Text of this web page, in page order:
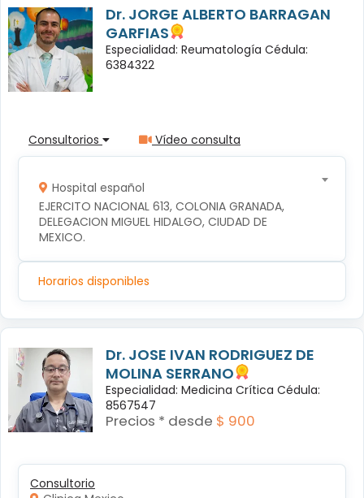
Dr. JORGE ALBERTO BARRAGAN
GARFIAS
Especialidad: Reumatología Cédula:
6384322
Consultorios Vídeo consulta
Hospital español
EJERCITO NACIONAL 613, COLONIA GRANADA,
DELEGACION MIGUEL HIDALGO, CIUDAD DE
MEXICO.
Horarios disponibles
Dr. JOSE IVAN RODRIGUEZ DE
MOLINA SERRANO
Especialidad: Medicina Crítica Cédula:
8567547
Precios * desde $ 900
Consultorio